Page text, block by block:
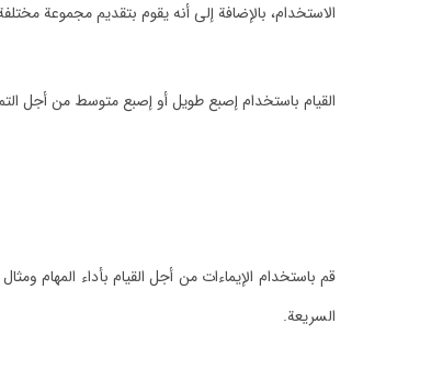
الاستخدام، بالإضافة إلى أنه يقوم بتقديم مجموعة
القيام باستخدام إصبع طويل أو إصبع متوسط من أجل
قم باستخدام الإيماءات من أجل القيام بأداء المهام
السريعة.